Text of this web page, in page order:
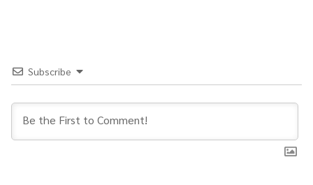
Subscribe